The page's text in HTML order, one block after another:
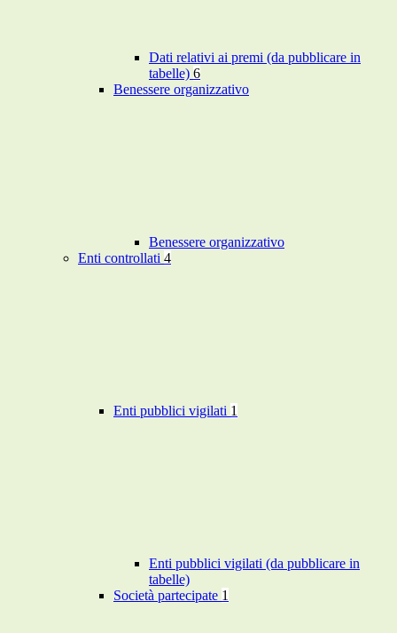
Dati relativi ai premi (da pubblicare in
tabelle) 6
Benessere organizzativo
Benessere organizzativo
Enti controllati 4
Enti pubblici vigilati 1
Enti pubblici vigilati (da pubblicare in
tabelle)
Società partecipate 1